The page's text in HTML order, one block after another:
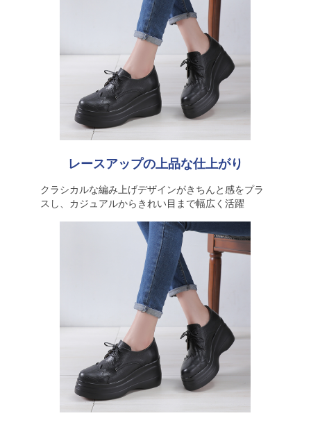
レースアップの上品な仕上がり
クラシカルな編み上げデザインがきちんと感をプラ
スし、カジュアルからきれい目まで幅広く活躍